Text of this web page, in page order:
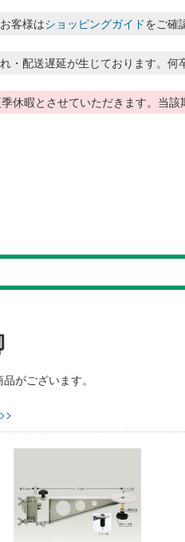
客様はショッピングガイドをご確
・配送遅延が生じております。
休暇とさせていただきます。当
がございます。